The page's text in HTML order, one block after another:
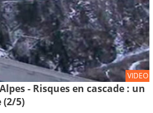
VIDEO
- Risques en cascade : un
(2/5)